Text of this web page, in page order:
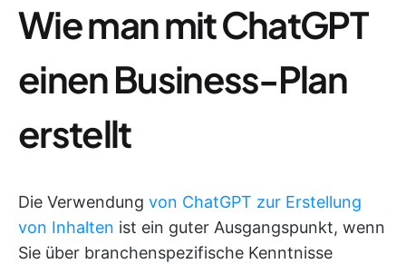
Wie man mit ChatGPT
einen Business-Plan
erstellt
Die Verwendung von ChatGPT zur Erstellung
von Inhalten ist ein guter Ausgangspunkt, wenn
Sie über branchenspezifische Kenntnisse